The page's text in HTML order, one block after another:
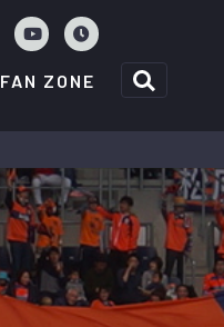
FAN ZONE